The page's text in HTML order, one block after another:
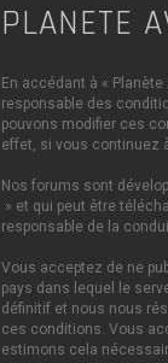
PLANÈTE
En accédant à «
responsable des
pouvons modifier ces
effet, si vous continuez
Nos forums sont
» et qui peut être
responsable de la
Vous acceptez de ne
pays dans lequel le
définitif et nous nous
ces conditions. Vous
estimons cela